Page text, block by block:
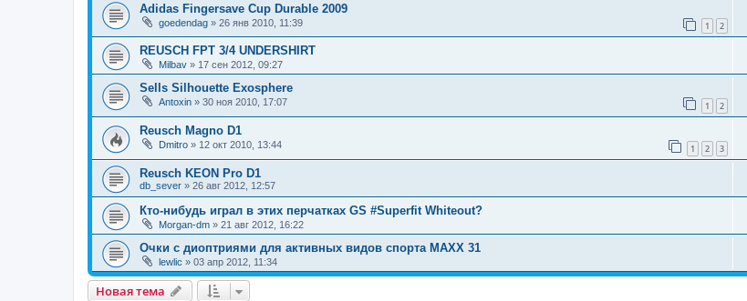
Adidas Fingersave Cup Durable 2009
goedendag » 26 янв 2010, 11:39 1 2
REUSCH FPT 3/4 UNDERSHIRT
Milbav » 17 сен 2012, 09:27
Sells Silhouette Exosphere
Antoxin » 30 ноя 2010, 17:07 1 2
Reusch Magno D1
Dmitro » 12 окт 2010, 13:44 1 2 3
Reusch KEON Pro D1
db_sever » 26 авг 2012, 12:57
Кто-нибудь играл в этих перчатках GS #Superfit Whiteout?
Morgan-dm » 21 авг 2012, 16:22
Очки с диоптриями для активных видов спорта MAXX 31
lewlic » 03 апр 2012, 11:34
Новая тема